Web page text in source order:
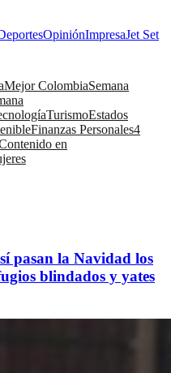
OpiniónImpresaJet Set
Mejor ColombiaSemana
TurismoEstados
Finanzas Personales4
en
pasan la Navidad los
blindados y yates